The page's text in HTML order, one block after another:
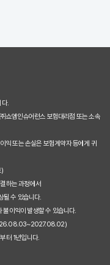
이용 후기: 자동차보험료비교견적사이트로 30만원 아낀 솔직 후기
초보도 뚝딱! 자동차보험료 비교견적사이트 100% 활용해 보험료 줄이는 꿀팁
자동차보험료비교견적사이트 직접 써보니: 20만원 절약 성공한 리얼 후기
다.
쇼엠인슈어런스 보험대리점 또는 소속
익 또는 손실은 보험계약자 등에게 귀
하는 과정에서
될 수 있습니다.
이익이 발생할 수 있습니다.
터 1년입니다.